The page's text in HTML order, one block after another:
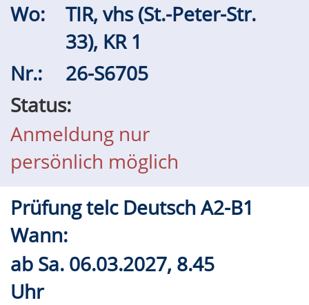
Wo:
TIR, vhs (St.-Peter-Str.
33), KR 1
Nr.:
26-S6705
Status:
Anmeldung nur
persönlich möglich
Prüfung telc Deutsch A2-B1
Wann:
ab Sa. 06.03.2027, 8.45
Uhr